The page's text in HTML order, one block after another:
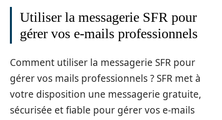
Utiliser la messagerie SFR pour
gérer vos e-mails professionnels
Comment utiliser la messagerie SFR pour
gérer vos mails professionnels ? SFR met à
votre disposition une messagerie gratuite,
sécurisée et fiable pour gérer vos e-mails